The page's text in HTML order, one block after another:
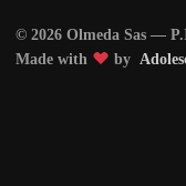
© 2026 Olmeda Sas —
Made with
by